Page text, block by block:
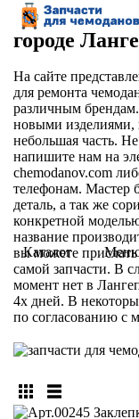
Каталог
Магазин
городе
На сайте
для ремонта
различным
новыми изделиями,
небольшая часть.
напишите нам на
chemodanov.com
телефонам. Мастер
деталь, а так же
конкретной
название
вы можете
самой запчасти. В
момент нет в
4х дней. В
по согласованию с